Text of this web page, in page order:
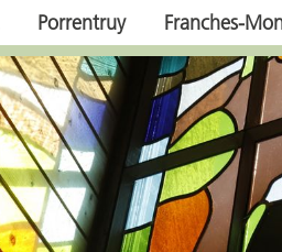
Porrentruy Franches-